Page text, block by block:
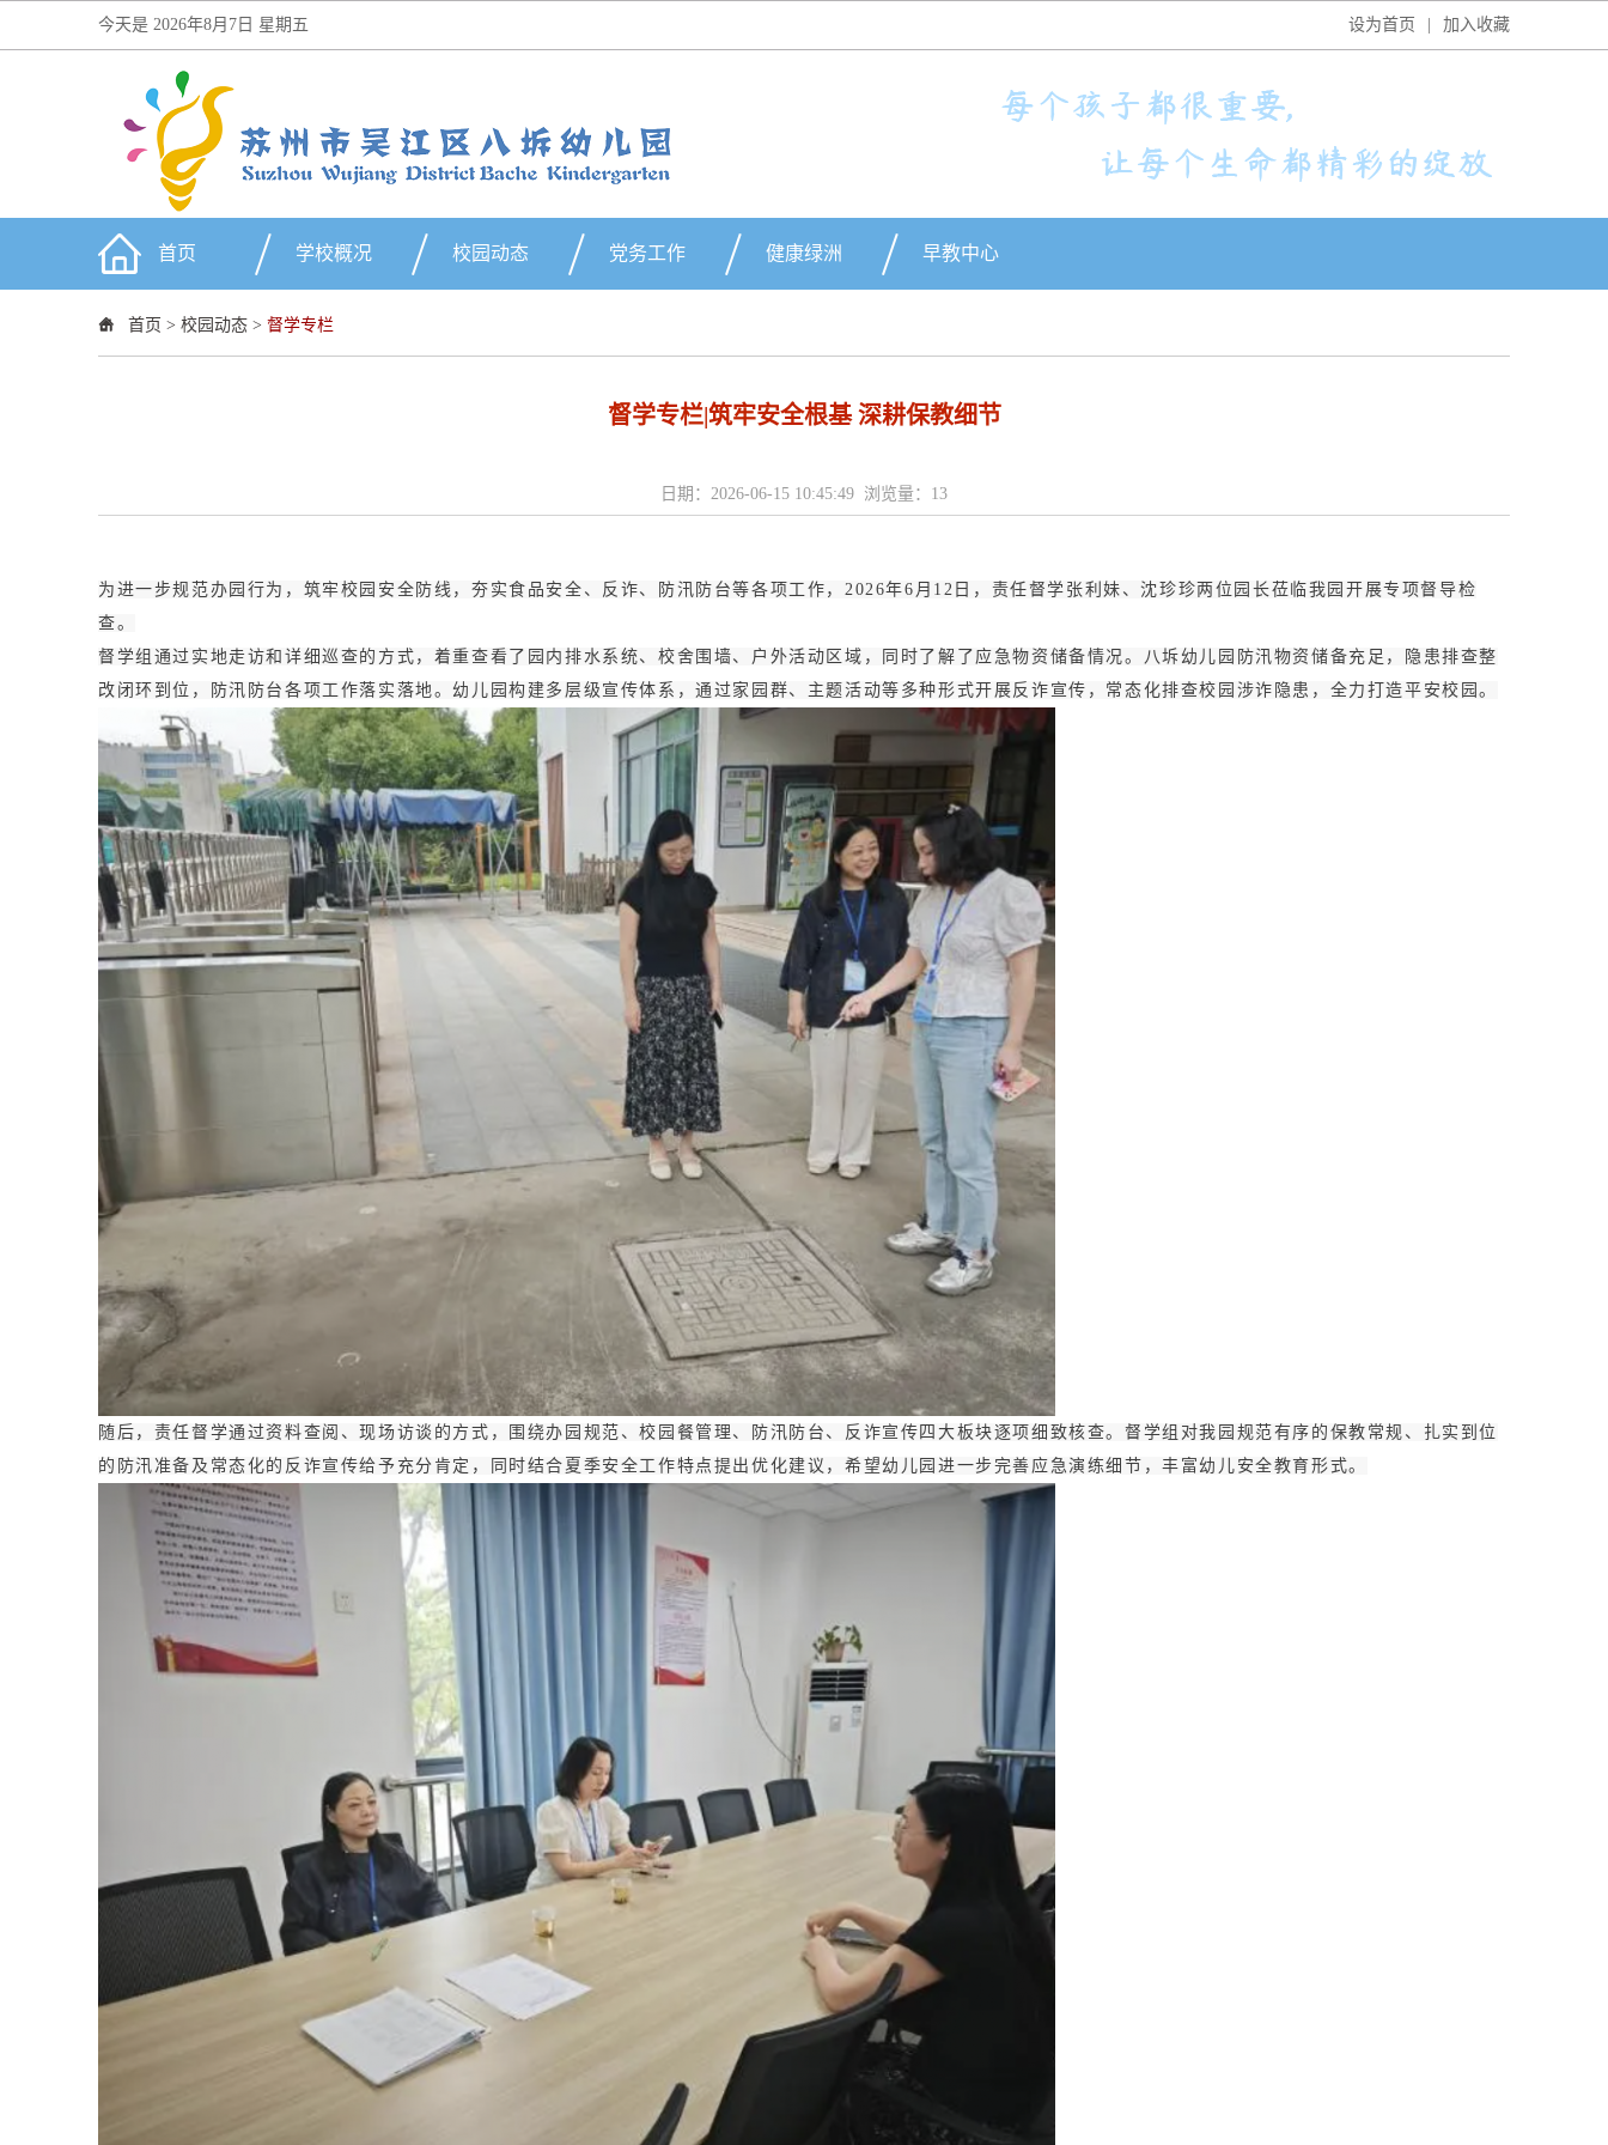
今天是 2026年8月7日 星期五 设为首页 加入收藏
首页 学校概况 校园动态 党务工作 健康绿洲 早教中心
首页 > 校园动态 > 督学专栏
督学专栏|筑牢安全根基 深耕保教细节
日期：2026-06-15 10:45:49 浏览量： 13
为进一步规范办园行为，筑牢校园安全防线，夯实食品安全、反诈、防汛防台等各项工作，2026年6月12日，责任督学张利妹、沈珍珍两位园长莅临我园开展专项督导检
查。
督学组通过实地走访和详细巡查的方式，着重查看了园内排水系统、校舍围墙、户外活动区域，同时了解了应急物资储备情况。八坼幼儿园防汛物资储备充足，隐患排查整
改闭环到位，防汛防台各项工作落实落地。幼儿园构建多层级宣传体系，通过家园群、主题活动等多种形式开展反诈宣传，常态化排查校园涉诈隐患，全力打造平安校园。
随后，责任督学通过资料查阅、现场访谈的方式，围绕办园规范、校园餐管理、防汛防台、反诈宣传四大板块逐项细致核查。督学组对我园规范有序的保教常规、扎实到位
的防汛准备及常态化的反诈宣传给予充分肯定，同时结合夏季安全工作特点提出优化建议，希望幼儿园进一步完善应急演练细节，丰富幼儿安全教育形式。